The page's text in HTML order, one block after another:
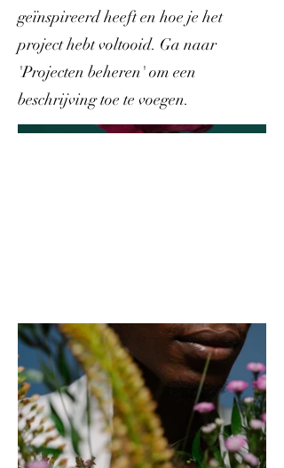
geïnspireerd heeft en hoe je het
project hebt voltooid. Ga naar
'Projecten beheren' om een
beschrijving toe te voegen.